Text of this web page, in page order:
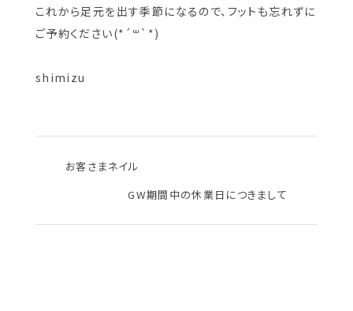
これから足元を出す季節になるので、フットも忘れずに
ご予約ください(*´꒳`*)
shimizu
お客さまネイル
GW期間中の休業日につきまして